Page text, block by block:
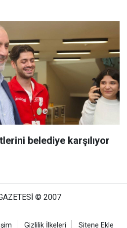
belediye karşılıyor
© 2007
Gizlilik İlkeleri Sitene Ekle